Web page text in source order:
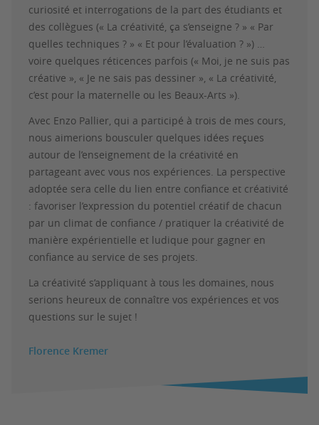
curiosité et interrogations de la part des étudiants et
des collègues (« La créativité, ça s’enseigne ? » « Par
quelles techniques ? » « Et pour l’évaluation ? ») …
voire quelques réticences parfois (« Moi, je ne suis pas
créative », « Je ne sais pas dessiner », « La créativité,
c’est pour la maternelle ou les Beaux-Arts »).
Avec Enzo Pallier, qui a participé à trois de mes cours,
nous aimerions bousculer quelques idées reçues
autour de l’enseignement de la créativité en
partageant avec vous nos expériences. La perspective
adoptée sera celle du lien entre confiance et créativité
: favoriser l’expression du potentiel créatif de chacun
par un climat de confiance / pratiquer la créativité de
manière expérientielle et ludique pour gagner en
confiance au service de ses projets.
La créativité s’appliquant à tous les domaines, nous
serions heureux de connaître vos expériences et vos
questions sur le sujet !
Florence Kremer